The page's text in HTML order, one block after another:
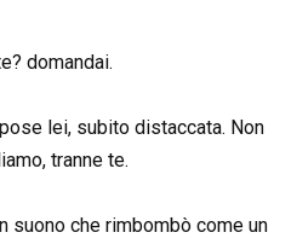
domandai.
lei, subito distaccata. Non
tranne te.
suono che rimbombò come un